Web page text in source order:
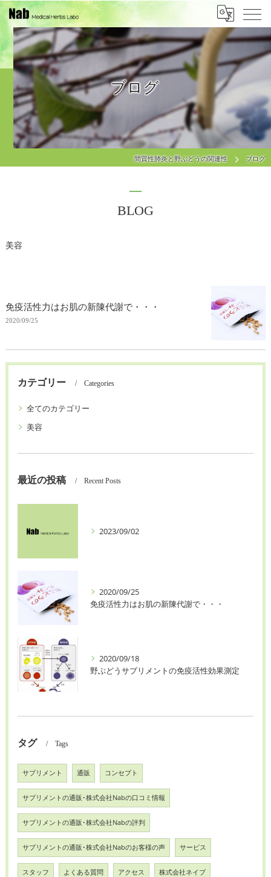
ブログ
間質性肺炎と野ぶどうの関連性 ブログ
BLOG
美容
免疫活性力はお肌の新陳代謝で・・・
2020/09/25
カテゴリー Categories
全てのカテゴリー
美容
最近の投稿 Recent Posts
2023/09/02
2020/09/25
免疫活性力はお肌の新陳代謝で・・・
2020/09/18
野ぶどうサプリメントの免疫活性効果測定
タグ Tags
サプリメント 通販 コンセプト
サプリメントの通販･株式会社Nabの口コミ情報
サプリメントの通販･株式会社Nabの評判
サプリメントの通販･株式会社Nabのお客様の声 サービス
スタッフ よくある質問 アクセス 株式会社ネイブ